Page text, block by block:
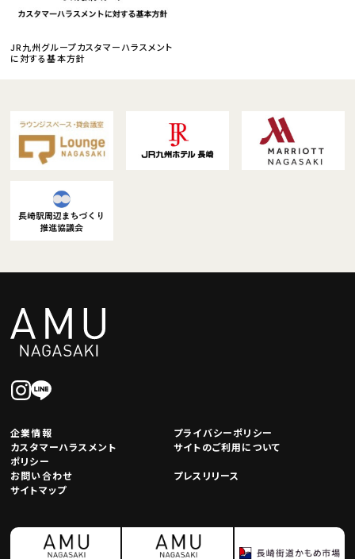
JR九州グループカスタマーハラスメント
に対する基本方針
企業情報
プライバシーポリシー
カスタマーハラスメント
ポリシー
サイトのご利用について
お問い合わせ
プレスリリース
サイトマップ